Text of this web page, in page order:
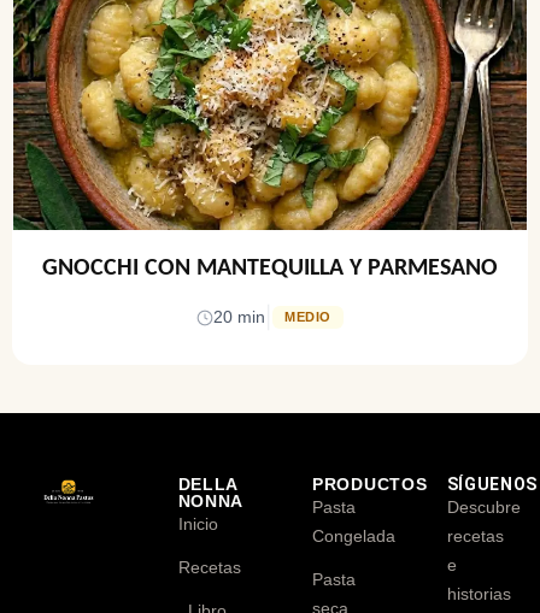
GNOCCHI CON MANTEQUILLA Y PARMESANO
20 min MEDIO
DELLA
NONNA
Inicio
Recetas
PRODUCTOS
Pasta
Congelada
Pasta
seca
SÍGUENOS
Descubre
recetas
e
historias